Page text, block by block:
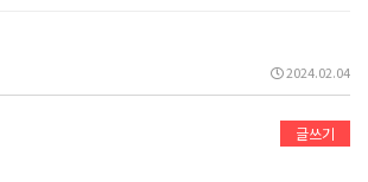
2024.02.04
글쓰기